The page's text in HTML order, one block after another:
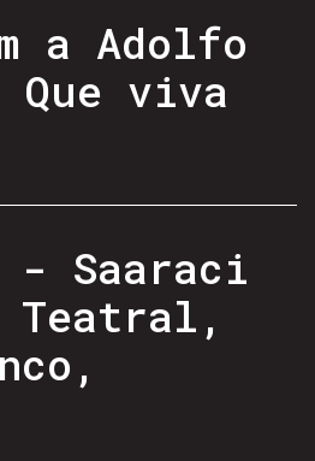
a Adolfo
viva
- Saaraci
Teatral,